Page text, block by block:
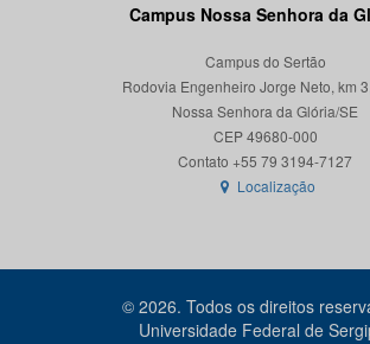
Campus Nossa Senhora da
Campus do Sertão
Rodovia Engenheiro Jorge Neto, km
Nossa Senhora da Glória/SE
CEP 49680-000
Localização
© 2026. Todos os direitos
Universidade Federal de